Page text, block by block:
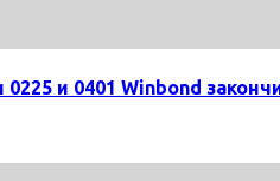
и 0401 Winbond